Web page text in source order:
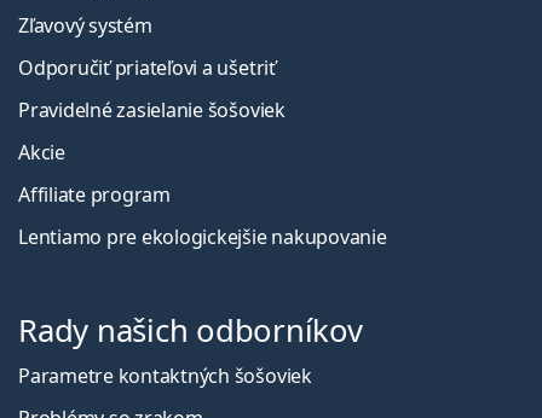
Zľavový systém
Odporučiť priateľovi a ušetriť
Pravidelné zasielanie šošoviek
Akcie
Affiliate program
Lentiamo pre ekologickejšie nakupovanie
Rady našich odborníkov
Parametre kontaktných šošoviek